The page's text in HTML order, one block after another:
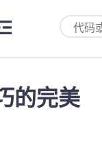
的完美